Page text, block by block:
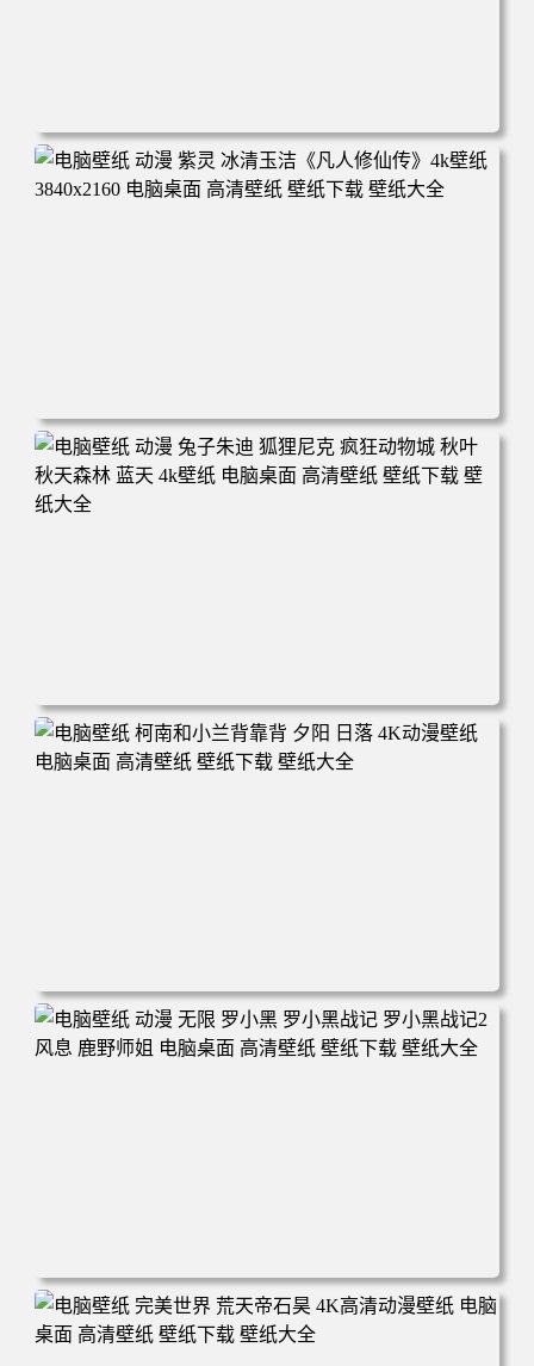
电脑壁纸 动漫 凡人修仙传 韩立 结婴 4k壁纸 3840x2160 电
脑桌面 高清壁纸 壁纸下载 壁纸大全
电脑壁纸 动漫 紫灵 冰清玉洁《凡人修仙传》4k壁纸 3840x2
160 电脑桌面 高清壁纸 壁纸下载 壁纸大全
电脑壁纸 动漫 兔子朱迪 狐狸尼克 疯狂动物城 秋叶 秋天森
林 蓝天 4k壁纸 电脑桌面 高清壁纸 壁纸下载 壁纸大全
电脑壁纸 柯南和小兰背靠背 夕阳 日落 4K动漫壁纸 电脑桌
面 高清壁纸 壁纸下载 壁纸大全
电脑壁纸 动漫 无限 罗小黑 罗小黑战记 罗小黑战记2 风息
鹿野师姐 电脑桌面 高清壁纸 壁纸下载 壁纸大全